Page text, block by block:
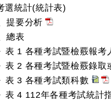
選統計(統計表)
提要分析
總表
表 1 各種考試暨檢覈報考
表 2 各種考試暨檢覈錄取
表 3 各種考試類科數
表 4 112年各種考試統計